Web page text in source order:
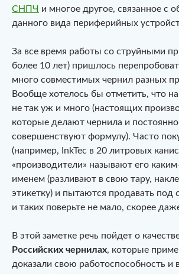
СНПЧ и многое другое, связанное с
данного вида периферийных
За все время работы со струйными
более 10 лет) пришлось
много совместимых чернил разных
Вообще хотелось бы отметить, что
не так уж и много (настоящих
которые делают чернила и постоянно
совершенствуют формулу). Часто
(например, InkTec в 20 литровых
«производители» называют его
именем (разливают в свою тару,
этикетку) и пытаются продавать под
и таких поверьте не мало, скорее
В этой заметке речь пойдет о
Российских чернилах, которые
доказали свою работоспособность и